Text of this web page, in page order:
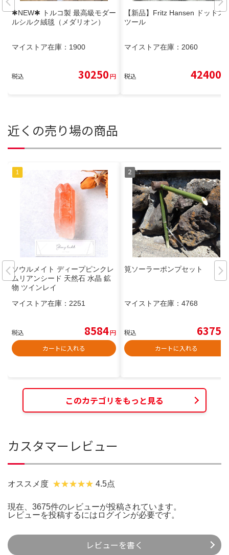
✱NEW✱ トルコ製 最高級モダー
ルシルク絨毯（メダリオン）
マイストア在庫： 1900
税込 30250円
【新品】Fritz Hansen ドットス
ツール
マイストア在庫： 2060
税込 42400
近くの売り場の商品
ソウルメイト ディープピンクレ
ムリアンシード 天然石 水晶 鉱
物 ツインレイ
マイストア在庫： 2251
税込 8584円
カートに入れる
筧ソーラーポンプセット
マイストア在庫： 4768
税込 6375
カートに入れる
このカテゴリをもっと見る
カスタマーレビュー
オススメ度 4.5点
現在、3675件のレビューが投稿されています。
レビューを投稿するには ログインが必要です。
レビューを書く